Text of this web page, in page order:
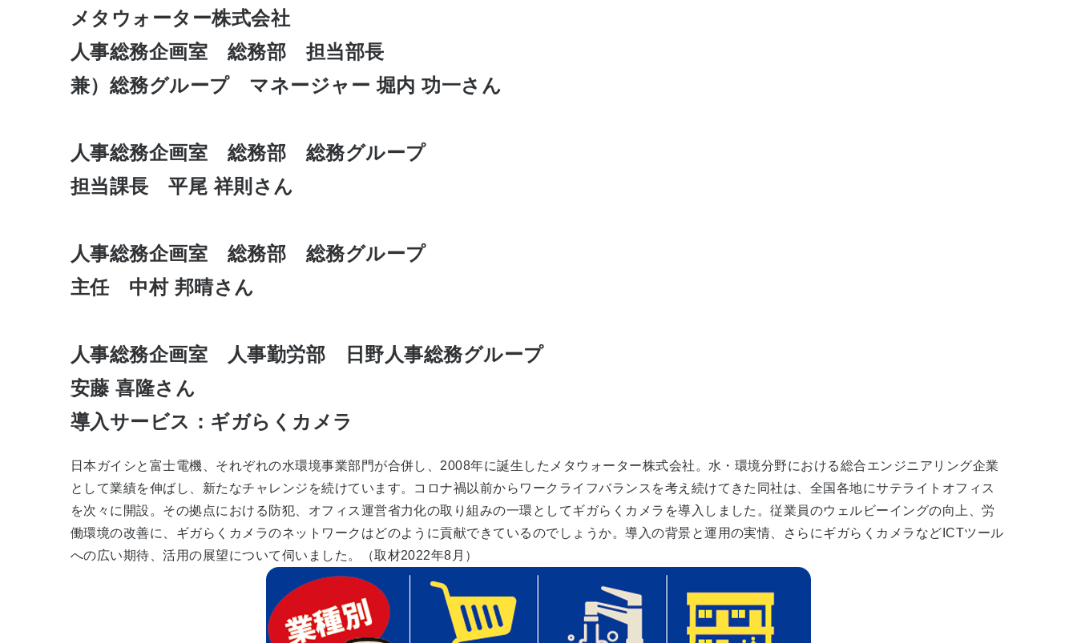
メタウォーター株式会社
人事総務企画室 総務部 担当部長
兼）総務グループ マネージャー 堀内 功一さん
人事総務企画室 総務部 総務グループ
担当課長 平尾 祥則さん
人事総務企画室 総務部 総務グループ
主任 中村 邦晴さん
人事総務企画室 人事勤労部 日野人事総務グループ
安藤 喜隆さん
導入サービス：ギガらくカメラ
日本ガイシと富士電機、それぞれの水環境事業部門が合併し、2008年に誕生したメタウォーター株式会社。水・環境分野における総合エンジニアリング企業
として業績を伸ばし、新たなチャレンジを続けています。コロナ禍以前からワークライフバランスを考え続けてきた同社は、全国各地にサテライトオフィス
を次々に開設。その拠点における防犯、オフィス運営省力化の取り組みの一環としてギガらくカメラを導入しました。従業員のウェルビーイングの向上、労
働環境の改善に、ギガらくカメラのネットワークはどのように貢献できているのでしょうか。導入の背景と運用の実情、さらにギガらくカメラなどICTツール
への広い期待、活用の展望について伺いました。（取材2022年8月）